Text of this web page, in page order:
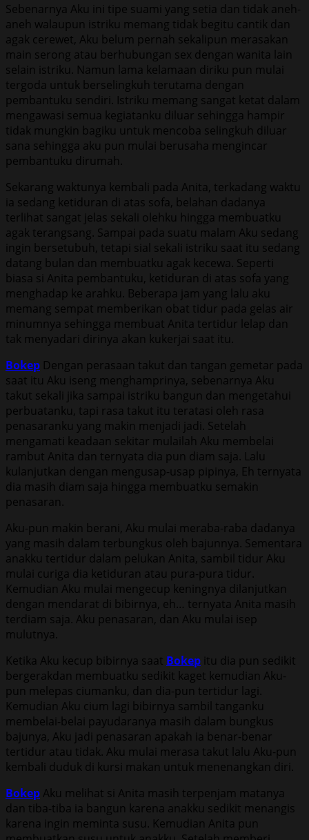
Sebenarnya Aku ini tipe suami yang setia dan tidak aneh-
aneh walaupun istriku memang tidak begitu cantik dan
agak cerewet, Aku belum pernah sekalipun merasakan
main serong atau berhubungan sex dengan wanita lain
selain istriku. Namun lama kelamaan diriku pun mulai
tergoda untuk berselingkuh terutama dengan
pembantuku sendiri. Istriku memang sangat ketat dalam
mengawasi semua kegiatanku diluar sehingga hampir
tidak mungkin bagiku untuk mencoba selingkuh diluar
sana sehingga aku pun mulai berusaha mengincar
pembantuku dirumah.
Sekarang waktunya kembali pada Anita, terkadang waktu
ia sedang ketiduran di atas sofa, belahan dadanya
terlihat sangat jelas sekali olehku hingga membuatku
agak terangsang. Sampai pada suatu malam Aku sedang
ingin bersetubuh, tetapi sial sekali istriku saat itu sedang
datang bulan dan membuatku agak kecewa. Seperti
biasa si Anita pembantuku, ketiduran di atas sofa yang
menghadap ke arahku. Beberapa jam yang lalu aku
memang sempat memberikan obat tidur pada gelas air
minumnya sehingga membuat Anita tertidur lelap dan
tak menyadari dirinya akan kukerjai saat itu.
Bokep Dengan perasaan takut dan tangan gemetar pada
saat itu Aku iseng menghamprinya, sebenarnya Aku
takut sekali jika sampai istriku bangun dan mengetahui
perbuatanku, tapi rasa takut itu teratasi oleh rasa
penasaranku yang makin menjadi jadi. Setelah
mengamati keadaan sekitar mulailah Aku membelai
rambut Anita dan ternyata dia pun diam saja. Lalu
kulanjutkan dengan mengusap-usap pipinya, Eh ternyata
dia masih diam saja hingga membuatku semakin
penasaran.
Aku-pun makin berani, Aku mulai meraba-raba dadanya
yang masih dalam terbungkus oleh bajunnya. Sementara
anakku tertidur dalam pelukan Anita, sambil tidur Aku
mulai curiga dia ketiduran atau pura-pura tidur.
Kemudian Aku mulai mengecup keningnya dilanjutkan
dengan mendarat di bibirnya, eh… ternyata Anita masih
terdiam saja. Aku penasaran, dan Aku mulai isep
mulutnya.
Ketika Aku kecup bibirnya saat Bokep itu dia pun sedikit
bergerakdan membuatku sedikit kaget kemudian Aku-
pun melepas ciumanku, dan dia-pun tertidur lagi.
Kemudian Aku cium lagi bibirnya sambil tanganku
membelai-belai payudaranya masih dalam bungkus
bajunya, Aku jadi penasaran apakah ia benar-benar
tertidur atau tidak. Aku mulai merasa takut lalu Aku-pun
kembali duduk di kursi makan untuk menenangkan diri.
Bokep Aku melihat si Anita masih terpenjam matanya
dan tiba-tiba ia bangun karena anakku sedikit menangis
karena ingin meminta susu. Kemudian Anita pun